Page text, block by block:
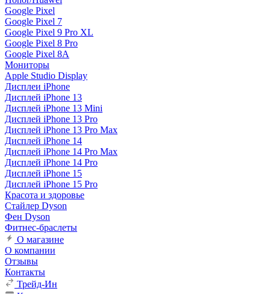
Google Pixel
Google Pixel 7
Google Pixel 9 Pro XL
Google Pixel 8 Pro
Google Pixel 8A
Мониторы
Apple Studio Display
Дисплеи iPhone
Дисплей iPhone 13
Дисплей iPhone 13 Mini
Дисплей iPhone 13 Pro
Дисплей iPhone 13 Pro Max
Дисплей iPhone 14
Дисплей iPhone 14 Pro Max
Дисплей iPhone 14 Pro
Дисплей iPhone 15
Дисплей iPhone 15 Pro
Красота и здоровье
Стайлер Dyson
Фен Dyson
Фитнес-браслеты
О магазине
О компании
Отзывы
Контакты
Трейд-Ин